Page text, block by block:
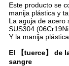
Este producto se
manija plástica y
La aguja de acero
SUS304
Y la manija
El 【tuerce】 de
sangre